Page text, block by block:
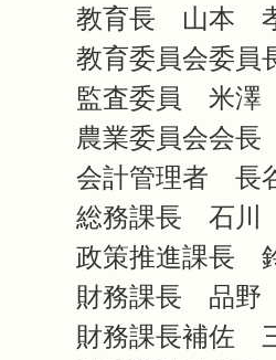
教育長 山本
教育委員会委
監査委員 米
農業委員会会
会計管理者
総務課長 石
政策推進課長
財務課長 品
財務課長補佐